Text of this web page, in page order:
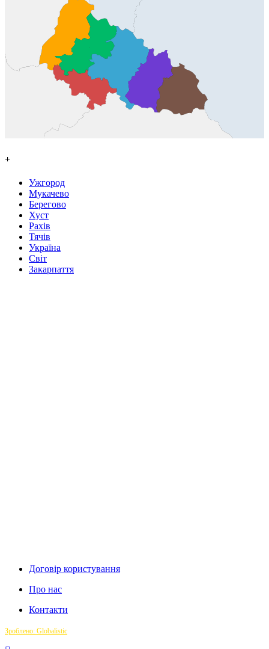
+
Ужгород
Мукачево
Берегово
Хуст
Рахів
Тячів
Україна
Світ
Закарпаття
Договір користування
Про нас
Контакти
Зроблено: Globalistic